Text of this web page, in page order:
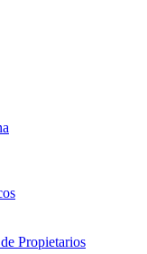
Propietarios